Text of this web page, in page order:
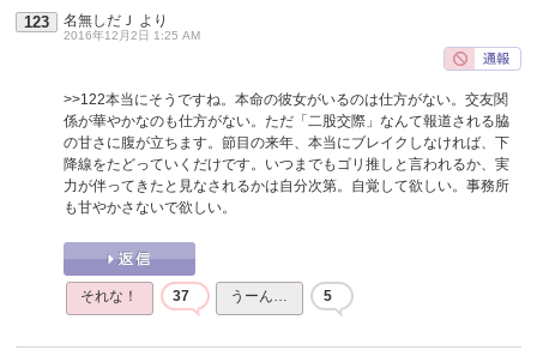
123 名無しだＪ より
2016年12月2日 1:25 AM
>>122本当にそうですね。本命の彼女がいるのは仕方がない。交友関
係が華やかなのも仕方がない。ただ「二股交際」なんて報道される脇
の甘さに腹が立ちます。節目の来年、本当にブレイクしなければ、下
降線をたどっていくだけです。いつまでもゴリ推しと言われるか、実
力が伴ってきたと見なされるかは自分次第。自覚して欲しい。事務所
も甘やかさないで欲しい。
それな！ 37 うーん… 5